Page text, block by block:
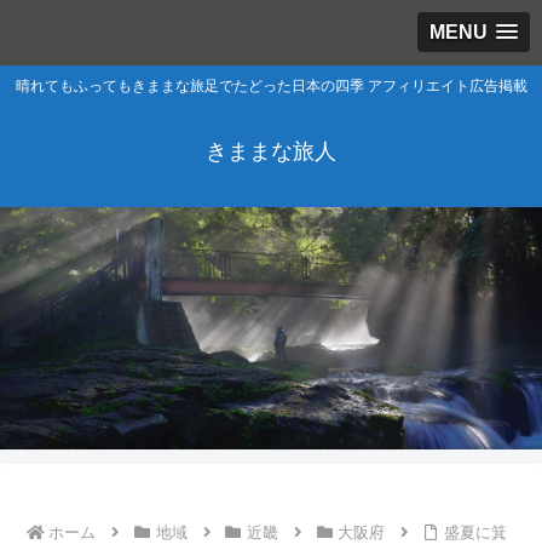
MENU
晴れてもふってもきままな旅足でたどった日本の四季 アフィリエイト広告掲載
きままな旅人
ホーム 地域 近畿 大阪府
盛夏に箕